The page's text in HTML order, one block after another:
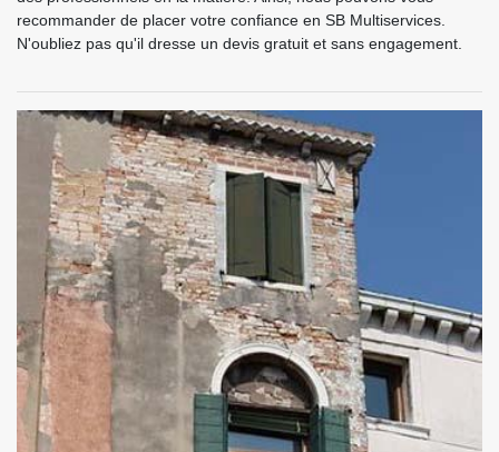
recommander de placer votre confiance en SB Multiservices.
N'oubliez pas qu'il dresse un devis gratuit et sans engagement.